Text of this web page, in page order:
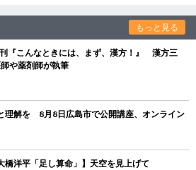
もっと見る
『こんなときには、まず、漢方！』 漢方三
や薬剤師が執筆
理解を 8月8日広島市で公開講座、オンライン
橋洋平「足し算命」】天空を見上げて